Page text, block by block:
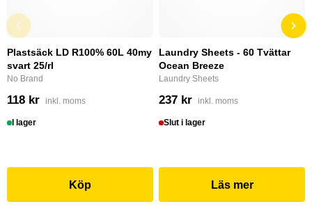
Plastsäck LD R100% 60L 40my
svart 25/rl
No Brand
118 kr inkl. moms
I lager
Köp
Laundry Sheets - 60 Tvättar
Ocean Breeze
Laundry Sheets
237 kr inkl. moms
Slut i lager
Läs mer